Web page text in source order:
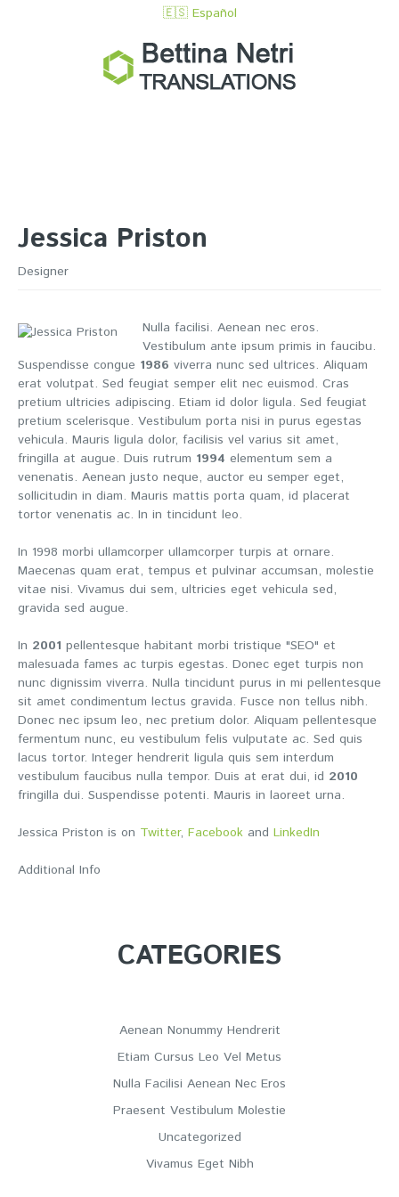
🇪🇸 Español
Jessica Priston
Designer
Nulla facilisi. Aenean nec eros.
Vestibulum ante ipsum primis in faucibu.
Suspendisse congue 1986 viverra nunc sed ultrices. Aliquam
erat volutpat. Sed feugiat semper elit nec euismod. Cras
pretium ultricies adipiscing. Etiam id dolor ligula. Sed feugiat
pretium scelerisque. Vestibulum porta nisi in purus egestas
vehicula. Mauris ligula dolor, facilisis vel varius sit amet,
fringilla at augue. Duis rutrum 1994 elementum sem a
venenatis. Aenean justo neque, auctor eu semper eget,
sollicitudin in diam. Mauris mattis porta quam, id placerat
tortor venenatis ac. In in tincidunt leo.
In 1998 morbi ullamcorper ullamcorper turpis at ornare.
Maecenas quam erat, tempus et pulvinar accumsan, molestie
vitae nisi. Vivamus dui sem, ultricies eget vehicula sed,
gravida sed augue.
In 2001 pellentesque habitant morbi tristique "SEO" et
malesuada fames ac turpis egestas. Donec eget turpis non
nunc dignissim viverra. Nulla tincidunt purus in mi pellentesque
sit amet condimentum lectus gravida. Fusce non tellus nibh.
Donec nec ipsum leo, nec pretium dolor. Aliquam pellentesque
fermentum nunc, eu vestibulum felis vulputate ac. Sed quis
lacus tortor. Integer hendrerit ligula quis sem interdum
vestibulum faucibus nulla tempor. Duis at erat dui, id 2010
fringilla dui. Suspendisse potenti. Mauris in laoreet urna.
Jessica Priston is on Twitter, Facebook and LinkedIn
Additional Info
CATEGORIES
Aenean Nonummy Hendrerit
Etiam Cursus Leo Vel Metus
Nulla Facilisi Aenean Nec Eros
Praesent Vestibulum Molestie
Uncategorized
Vivamus Eget Nibh